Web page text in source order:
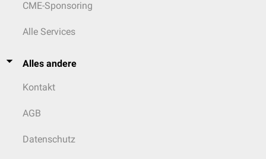
CME-Sponsoring
Alle Services
Alles andere
Kontakt
AGB
Datenschutz